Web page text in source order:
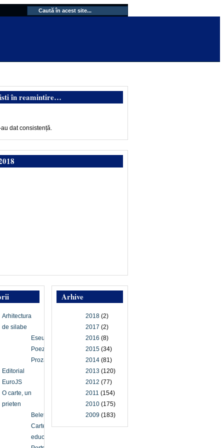
în reamintire…
dat consistență.
Arhive
2018 (2)
2017 (2)
2016 (8)
2015 (34)
2014 (81)
2013 (120)
2012 (77)
2011 (154)
2010 (175)
2009 (183)
Arhitectura
de silabe
Eseu
Poezie
Proză
Editorial
EuroJS
O carte, un
prieten
Beletristică
Carte
educațională